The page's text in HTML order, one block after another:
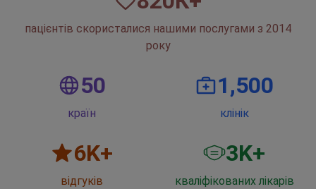
пацієнтів скористалися нашими послугами з 2014
року
50
країн
1,500
клінік
6K+
відгуків
3K+
кваліфікованих лікарів